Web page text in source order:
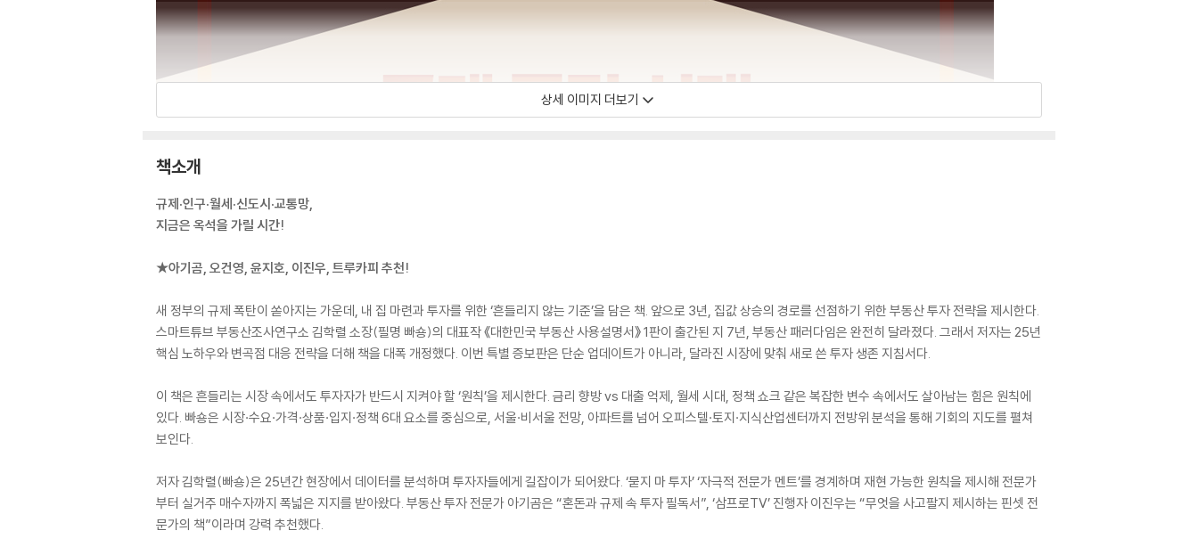
상세 이미지 더보기
책소개
규제·인구·월세·신도시·교통망,
지금은 옥석을 가릴 시간!
★아기곰, 오건영, 윤지호, 이진우, 트루카피 추천!
새 정부의 규제 폭탄이 쏟아지는 가운데, 내 집 마련과 투자를 위한 ‘흔들리지 않는 기준’을 담은 책. 앞으로 3년, 집값 상승의 경로를 선점하기 위한 부동산 투자 전략을 제시한다.
스마트튜브 부동산조사연구소 김학렬 소장(필명 빠숑)의 대표작 《대한민국 부동산 사용설명서》 1판이 출간된 지 7년, 부동산 패러다임은 완전히 달라졌다. 그래서 저자는 25년
핵심 노하우와 변곡점 대응 전략을 더해 책을 대폭 개정했다. 이번 특별 증보판은 단순 업데이트가 아니라, 달라진 시장에 맞춰 새로 쓴 투자 생존 지침서다.
이 책은 흔들리는 시장 속에서도 투자자가 반드시 지켜야 할 ‘원칙’을 제시한다. 금리 향방 vs 대출 억제, 월세 시대, 정책 쇼크 같은 복잡한 변수 속에서도 살아남는 힘은 원칙에
있다. 빠숑은 시장·수요·가격·상품·입지·정책 6대 요소를 중심으로, 서울·비서울 전망, 아파트를 넘어 오피스텔·토지·지식산업센터까지 전방위 분석을 통해 기회의 지도를 펼쳐
보인다.
저자 김학렬(빠숑)은 25년간 현장에서 데이터를 분석하며 투자자들에게 길잡이가 되어왔다. ‘묻지 마 투자’ ‘자극적 전문가 멘트’를 경계하며 재현 가능한 원칙을 제시해 전문가
부터 실거주 매수자까지 폭넓은 지지를 받아왔다. 부동산 투자 전문가 아기곰은 “혼돈과 규제 속 투자 필독서”, ‘삼프로TV’ 진행자 이진우는 “무엇을 사고팔지 제시하는 핀셋 전
문가의 책”이라며 강력 추천했다.